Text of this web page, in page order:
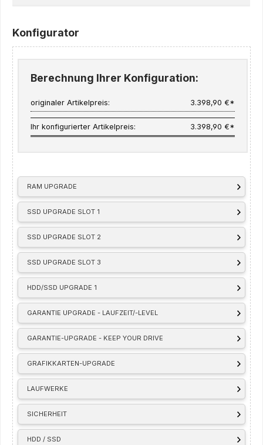
Konfigurator
RAM UPGRADE
SSD UPGRADE SLOT 1
SSD UPGRADE SLOT 2
SSD UPGRADE SLOT 3
HDD/SSD UPGRADE 1
GARANTIE UPGRADE - LAUFZEIT/-LEVEL
GARANTIE-UPGRADE - KEEP YOUR DRIVE
GRAFIKKARTEN-UPGRADE
LAUFWERKE
SICHERHEIT
HDD / SSD
Berechnung Ihrer Konfiguration:
originaler Artikelpreis: 3.398,90 €*
Ihr konfigurierter Artikelpreis: 3.398,90 €*